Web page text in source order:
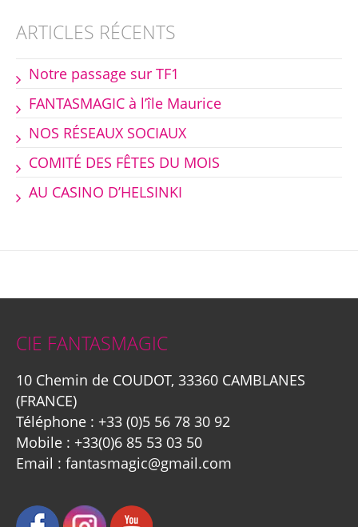
ARTICLES RÉCENTS
Notre passage sur TF1
FANTASMAGIC à l’île Maurice
NOS RÉSEAUX SOCIAUX
COMITÉ DES FÊTES DU MOIS
AU CASINO D’HELSINKI
CIE FANTASMAGIC
10 Chemin de COUDOT, 33360 CAMBLANES
(FRANCE)
Téléphone : +33 (0)5 56 78 30 92
Mobile : +33(0)6 85 53 03 50
Email : fantasmagic@gmail.com